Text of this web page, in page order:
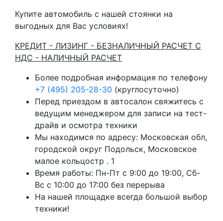
Купите автомобиль с нашей стоянки на
выгодных для Вас условиях!
КРЕДИТ - ЛИЗИНГ - БЕЗНАЛИЧНЫЙ РАСЧЕТ С
НДС - НАЛИЧНЫЙ РАСЧЕТ
Более подробная информация по телефону
+7 (495) 205-28-30 (круглосуточно)
Перед приездом в автосалон свяжитесь с
ведущим менеджером для записи на тест-
драйв и осмотра техники
Мы находимся по адресу: Московская обл,
городской округ Подольск, Московское
малое кольцостр . 1
Время работы: Пн-Пт с 9:00 до 19:00, Сб-
Вс с 10:00 до 17:00 без перерыва
На нашей площадке всегда большой выбор
техники!